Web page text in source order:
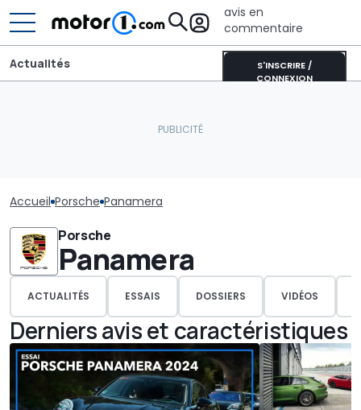
avis en
commentaire
S'INSCRIRE /
CONNEXION
Actualités
Accueil Porsche Panamera
Porsche
Panamera
ACTUALITÉS ESSAIS DOSSIERS VIDÉOS
Derniers avis et caractéristiques